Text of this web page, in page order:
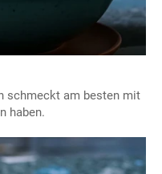
schmeckt am besten mit
haben.